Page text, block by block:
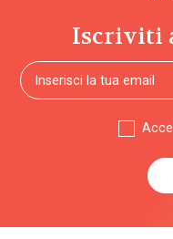
Iscriviti